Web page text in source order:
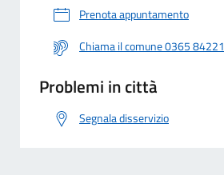
Prenota appuntamento
Chiama il comune 0365 84221
Problemi in città
Segnala disservizio